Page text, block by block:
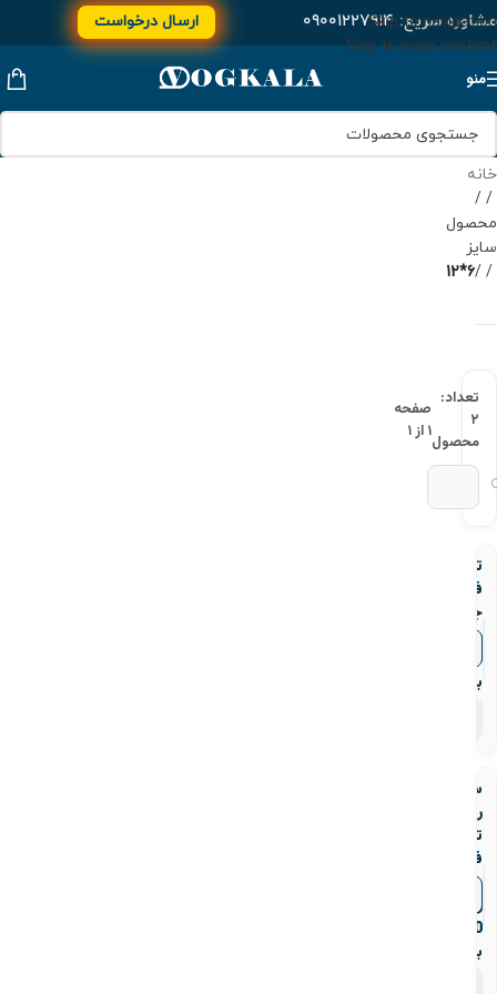
Skip to navigation
Skip to main content
مشاوره سریع:۰۹۰۰۱۲۲۷۹۱۴ ارسال درخواست
منو
خانه
/
محصول
سایز
/
6*12
تعداد:
۲
محصول
صفحه
۱ از ۱
تبدیل
فولادی
جوشی
رده
40
بنکن
سه
راه
تبدیلی
فولادی
جوشی
رده
40
بنکن